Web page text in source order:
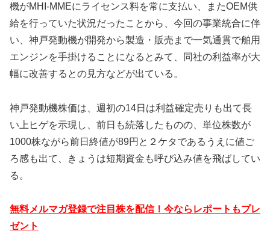
機がMHI-MMEにライセンス料を常に支払い、またOEM供
給を行っていた状況だったことから、今回の事業統合に伴
い、神戸発動機が開発から製造・販売まで一気通貫で舶用
エンジンを手掛けることになるとみて、同社の利益率が大
幅に改善するとの見方などが出ている。
神戸発動機株価は、週初の14日は利益確定売りも出て長
い上ヒゲを示現し、前日も続落したものの、単位株数が
1000株ながら前日終値が89円と２ケタであるうえに値ご
ろ感も出て、きょうは短期資金も呼び込み値を飛ばしてい
る。
無料メルマガ登録で注目株を配信！今ならレポートもプレ
ゼント